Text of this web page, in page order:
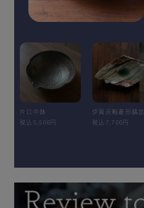
片口中鉢
税込5,500円
伊賀灰釉菱形鎬皿
税込7,700円